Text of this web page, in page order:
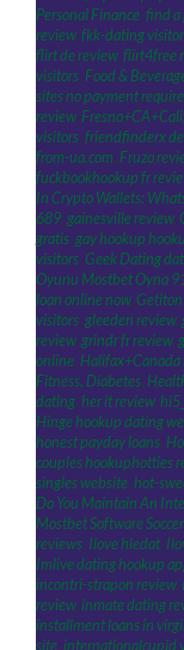
Personal Finance, find a
review, fkk-dating
flirt de review, flirt4free
visitors, Food &
sites no payment
review,
visitors, friendfinderx
from-ua.com, Fruzo
fuckbookhookup fr
In Crypto Wallets:
689, gainesville review,
gratis, gay hookup
visitors, Geek Dating
Oyunu Mostbet Oyna
loan online now,
visitors, gleeden review,
review, grindr fr review,
online, Halifax+Canada
Fitness, Diabetes,
dating, her it review,
Hinge hookup dating
honest payday loans,
couples hookuphotties
singles website, hot-
Do You Maintain An
Mostbet Software
reviews, Ilove hledat,
Imlive dating hookup
incontri-strapon review,
review, inmate dating
installment loans in
site, internationalcupid